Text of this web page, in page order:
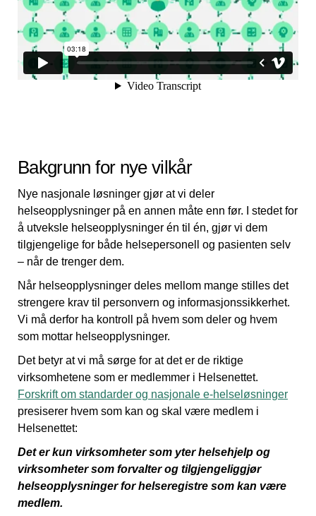
Bakgrunn for nye vilkår
Nye nasjonale løsninger gjør at vi deler
helseopplysninger på en annen måte enn før. I stedet for
å utveksle helseopplysninger én til én, gjør vi dem
tilgjengelige for både helsepersonell og pasienten selv
– når de trenger dem.
Når helseopplysninger deles mellom mange stilles det
strengere krav til personvern og informasjonssikkerhet.
Vi må derfor ha kontroll på hvem som deler og hvem
som mottar helseopplysninger.
Det betyr at vi må sørge for at det er de riktige
virksomhetene som er medlemmer i Helsenettet.
Forskrift om standarder og nasjonale e-helseløsninger
presiserer hvem som kan og skal være medlem i
Helsenettet:
Det er kun virksomheter som yter helsehjelp og
virksomheter som forvalter og tilgjengeliggjør
helseopplysninger for helseregistre som kan være
medlem.